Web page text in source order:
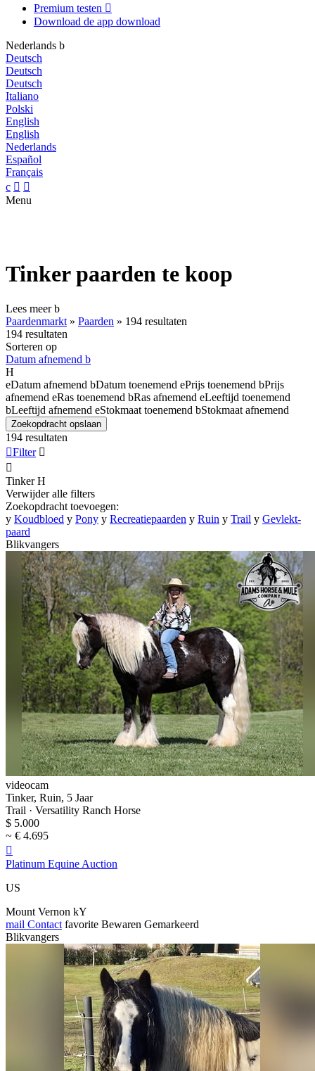
Premium testen 
Download de app download
Nederlands b
Deutsch
Deutsch
Deutsch
Italiano
Polski
English
English
Nederlands
Español
Français
c  
Menu
Tinker paarden te koop
Lees meerb
Paardenmarkt » Paarden » 194 resultaten
194 resultaten
Sorteren op
Datum afnemend b
H
eDatum afnemend bDatum toenemend ePrijs toenemend bPrijs
afnemend eRas toenemend bRas afnemend eLeeftijd toenemend
bLeeftijd afnemend eStokmaat toenemend bStokmaat afnemend
Zoekopdracht opslaan
194 resultaten
Filter 

Tinker H
Verwijder alle filters
Zoekopdracht toevoegen:
y Koudbloed y Pony y Recreatiepaarden y Ruin y Trail y Gevlekt-
paard
Blikvangers
videocam
Tinker, Ruin, 5 Jaar
Trail · Versatility Ranch Horse
$ 5.000
~ € 4.695

Platinum Equine Auction
US
Mount Vernon kY
mail Contact favorite Bewaren Gemarkeerd
Blikvangers